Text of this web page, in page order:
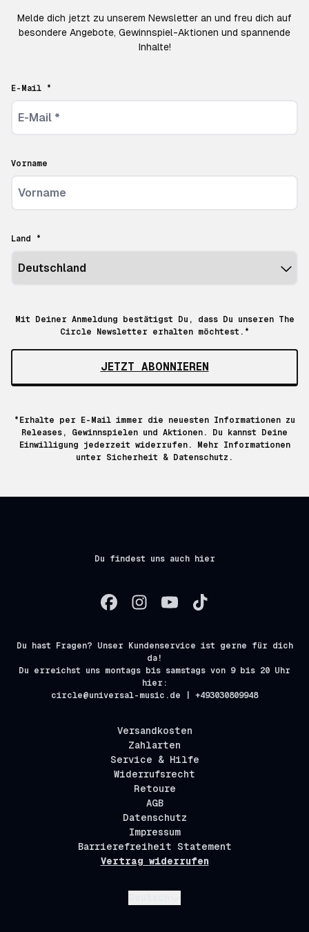
Melde dich jetzt zu unserem Newsletter an und freu dich auf
besondere Angebote, Gewinnspiel-Aktionen und spannende
Inhalte!
E-Mail *
Vorname
Land *
Mit Deiner Anmeldung bestätigst Du, dass Du unseren The
Circle Newsletter erhalten möchtest.*
JETZT ABONNIEREN
*Erhalte per E-Mail immer die neuesten Informationen zu
Releases, Gewinnspielen und Aktionen. Du kannst Deine
Einwilligung jederzeit widerrufen. Mehr Informationen
unter Sicherheit & Datenschutz.
Du findest uns auch hier
Du hast Fragen? Unser Kundenservice ist gerne für dich
da!
Du erreichst uns montags bis samstags von 9 bis 20 Uhr
hier:
circle@universal-music.de | +493030809948
Versandkosten
Zahlarten
Service & Hilfe
Widerrufsrecht
Retoure
AGB
Datenschutz
Impressum
Barrierefreiheit Statement
Vertrag widerrufen